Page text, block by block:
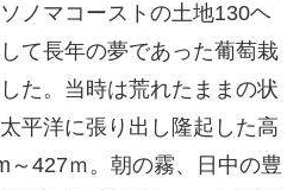
ノマコーストの土地130ヘ
て長年の夢であった葡萄栽
た。当時は荒れたままの状
平洋に張り出し隆起した高
～427ｍ。朝の霧、日中の豊